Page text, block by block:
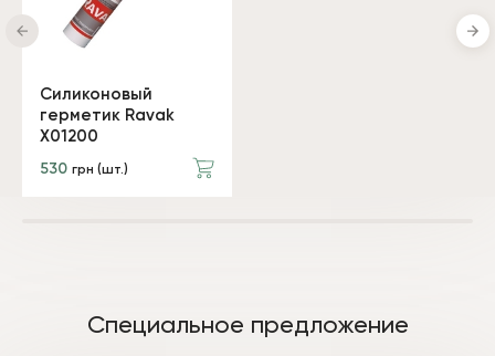
Силиконовый
герметик Ravak
X01200
530 грн (шт.)
Специальное предложение